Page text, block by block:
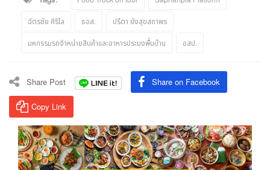
Copy Link
กฟผ.เผยรายชื่อชิง ตำแหน่ง ผู้
ว่าฯกฟผ.
9 February 2023
"พปชร."แล้ว ขณะ "สามมิตร" ส่อ
แตก
9 February 2023
YOU MAY ALSO LIKE